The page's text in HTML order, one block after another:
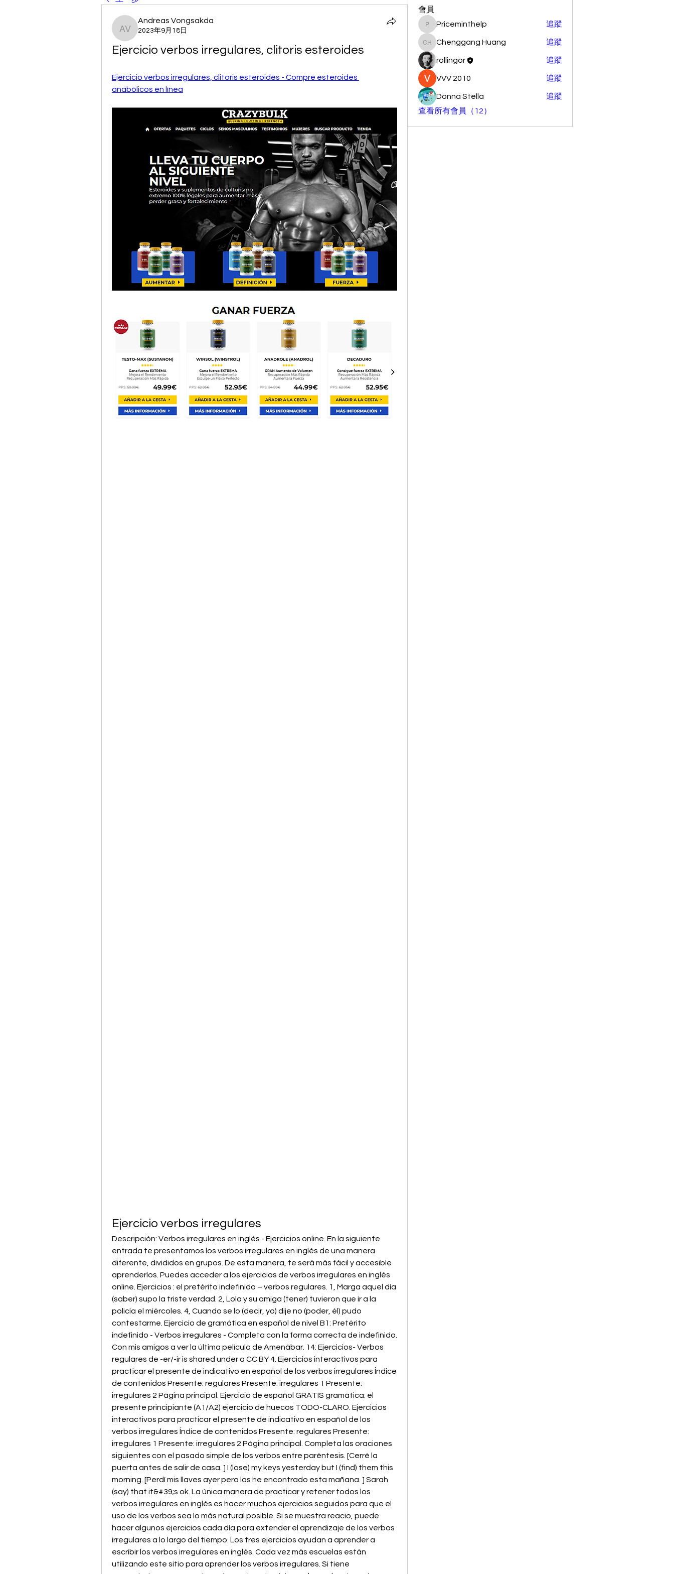
Andreas Vongsakda
Andreas Vongsakda
2023年9月18日
Ejercicio verbos irregulares, clitoris esteroides
Ejercicio verbos irregulares, clitoris esteroides - Compre esteroides
anabólicos en línea
Ejercicio verbos irregulares
Descripción: Verbos irregulares en inglés - Ejercicios online. En la siguiente
entrada te presentamos los verbos irregulares en inglés de una manera
diferente, divididos en grupos. De esta manera, te será más fácil y accesible
aprenderlos. Puedes acceder a los ejercicios de verbos irregulares en inglés
online. Ejercicios : el pretérito indefinido – verbos regulares. 1, Marga aquel día
(saber) supo la triste verdad. 2, Lola y su amiga (tener) tuvieron que ir a la
policía el miércoles. 4, Cuando se lo (decir, yo) dije no (poder, él) pudo
contestarme. Ejercicio de gramática en español de nivel B1: Pretérito
indefinido - Verbos irregulares - Completa con la forma correcta de indefinido.
Con mis amigos a ver la última película de Amenábar. 14: Ejercicios- Verbos
regulares de -er/-ir is shared under a CC BY 4. Ejercicios interactivos para
practicar el presente de indicativo en español de los verbos irregulares Índice
de contenidos Presente: regulares Presente: irregulares 1 Presente:
irregulares 2 Página principal. Ejercicio de español GRATIS gramática: el
presente principiante (A1/A2) ejercicio de huecos TODO-CLARO. Ejercicios
interactivos para practicar el presente de indicativo en español de los
verbos irregulares Índice de contenidos Presente: regulares Presente:
irregulares 1 Presente: irregulares 2 Página principal. Completa las oraciones
siguientes con el pasado simple de los verbos entre paréntesis. [Cerré la
puerta antes de salir de casa. ] I (lose) my keys yesterday but I (find) them this
morning. [Perdí mis llaves ayer pero las he encontrado esta mañana. ] Sarah
(say) that it&#39;s ok. La única manera de practicar y retener todos los
verbos irregulares en inglés es hacer muchos ejercicios seguidos para que el
uso de los verbos sea lo más natural posible. Si se muestra reacio, puede
hacer algunos ejercicios cada día para extender el aprendizaje de los verbos
irregulares a lo largo del tiempo. Los tres ejercicios ayudan a aprender a
escribir los verbos irregulares en inglés. Cada vez más escuelas están
utilizando este sitio para aprender los verbos irregulares. Si tiene
會員
Priceminthelp
Priceminthelp 追蹤
Chenggang Huang
Chenggang Huang 追蹤
rollingor 追蹤
VVV 2010 追蹤
Donna Stella
追蹤
查看所有會員（12）